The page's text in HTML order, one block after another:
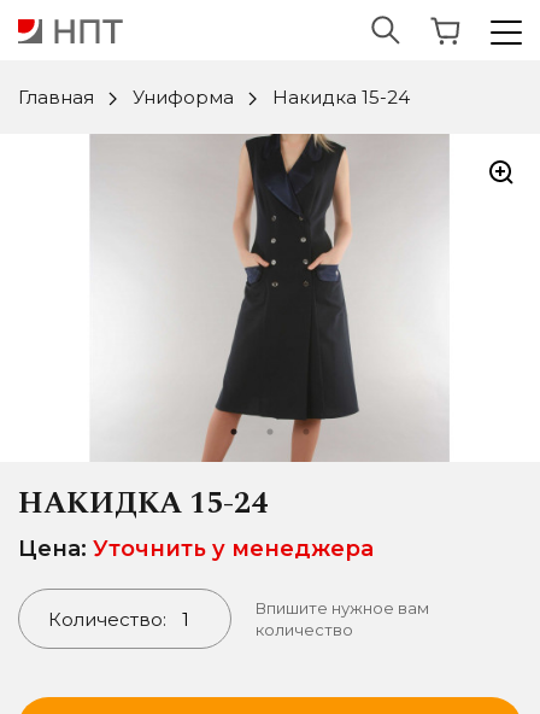
Главная Униформа Накидка 15-24
НАКИДКА 15-24
Цена: Уточнить у менеджера
Количество:
Впишите нужное вам
количество